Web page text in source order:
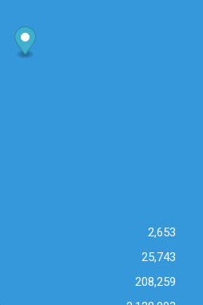
2,653
25,743
208,259